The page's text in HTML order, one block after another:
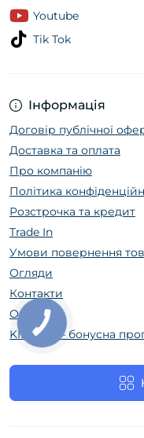
Інформація
Договір публічної
Доставка та оплата
Про компанію
Політика
Розстрочка та кредит
Trade In
Умови повернення
Огляди
Контакти
Оренда
KIDZIKI — бонусна
Youtube
Tik Tok
КНОПКА
ЗВ'ЯЗКУ